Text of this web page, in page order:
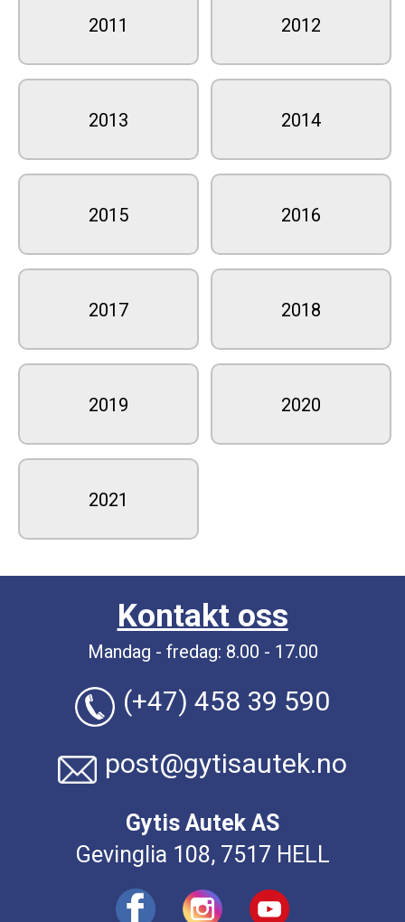
2011 2012
2013 2014
2015 2016
2017 2018
2019 2020
2021
Kontakt oss
Mandag - fredag: 8.00 - 17.00
(+47) 458 39 590
post@gytisautek.no
Gytis Autek AS
Gevinglia 108, 7517 HELL